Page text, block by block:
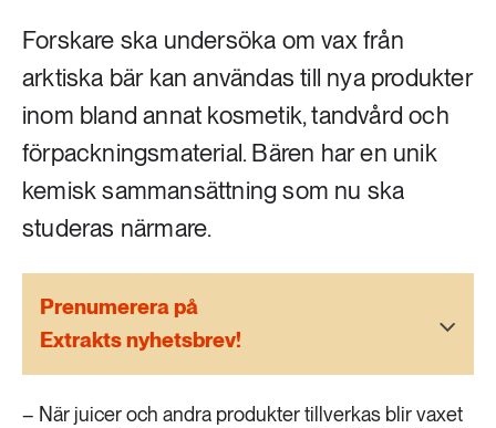
262 ARTIKLAR
Skog
Social hållbarhet
189 ARTIKLAR
473 ARTIKLAR
Vatten
Forskare ska undersöka om vax från
arktiska bär kan användas till nya produkter
inom bland annat kosmetik, tandvård och
förpackningsmaterial. Bären har en unik
kemisk sammansättning som nu ska
studeras närmare.
Prenumerera på
Extrakts nyhetsbrev!
– När juicer och andra produkter tillverkas blir vaxet